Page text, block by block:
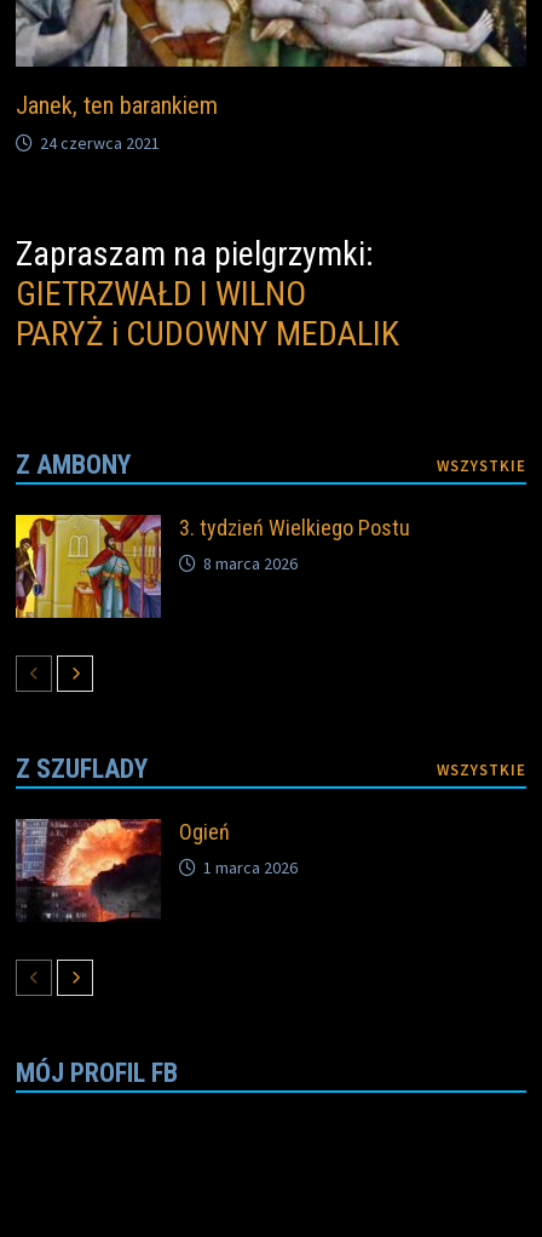
Janek, ten barankiem
24 czerwca 2021
Zapraszam na pielgrzymki:
GIETRZWAŁD I WILNO
PARYŻ i CUDOWNY MEDALIK
Z AMBONY WSZYSTKIE
3. tydzień Wielkiego Postu
8 marca 2026
Z SZUFLADY WSZYSTKIE
Ogień
1 marca 2026
MÓJ PROFIL FB